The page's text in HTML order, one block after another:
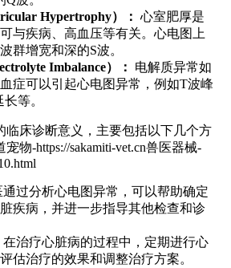
Hypertrophy）： 心室肥厚是
与疾病、高血压等有关。心电图上
群增宽和深的S波。
Imbalance）：
电解质异常如
症可以引起心电图异常，例如T波峰
等。
临床诊断意义，主要包括以下几个方
物-https://sakamiti-vet.cn兽医器械-
通过分析心电图异常，可以帮助确定
疾病，并进一步指导其他检查和诊
在治疗心脏病的过程中，定期进行心
估治疗的效果和调整治疗方案。